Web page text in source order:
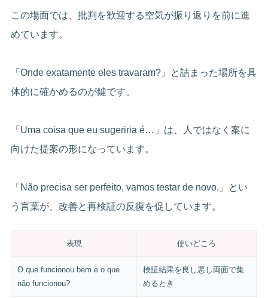
この場面では、批判を歓迎する空気が振り返りを前に進
めています。
「Onde exatamente eles travaram?」と詰まった場所を具
体的に確かめるのが鍵です。
「Uma coisa que eu sugeriria é…」は、人ではなく案に
向けた提案の形になっています。
「Não precisa ser perfeito, vamos testar de novo.」とい
う言葉が、改善と再検証の反復を促しています。
表現 使いどころ
O que funcionou bem e o que
não funcionou?
検証結果を良し悪し両面で集
めるとき